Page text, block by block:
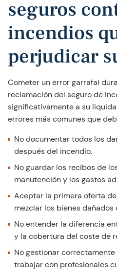
seguros
incendios
perjudicar
Cometer un error garrafal
reclamación del seguro de
significativamente a su
errores más comunes que
No documentar todos los
después del incendio.
No guardar los recibos de
manutención y los gastos
Aceptar la primera oferta
mezclar los bienes dañados
No entender la diferencia
y la cobertura del coste de
No gestionar
trabajar con profesionales